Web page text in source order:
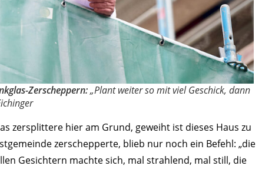
Zerscheppern:„Plant weiter so mit viel Geschick, dann
zersplittere hier am Grund, geweiht ist dieses Haus zu
zerschepperte, blieb nur noch ein Befehl: „die
Gesichtern machte sich, mal strahlend, mal still, die